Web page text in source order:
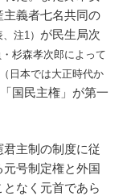
義者七名共同の
注1） が民生局次
・杉森孝次郎によって
（日本では大正時代か
国民主権」が第一
主制の制度に従
号制定権と外国
なく元首であら